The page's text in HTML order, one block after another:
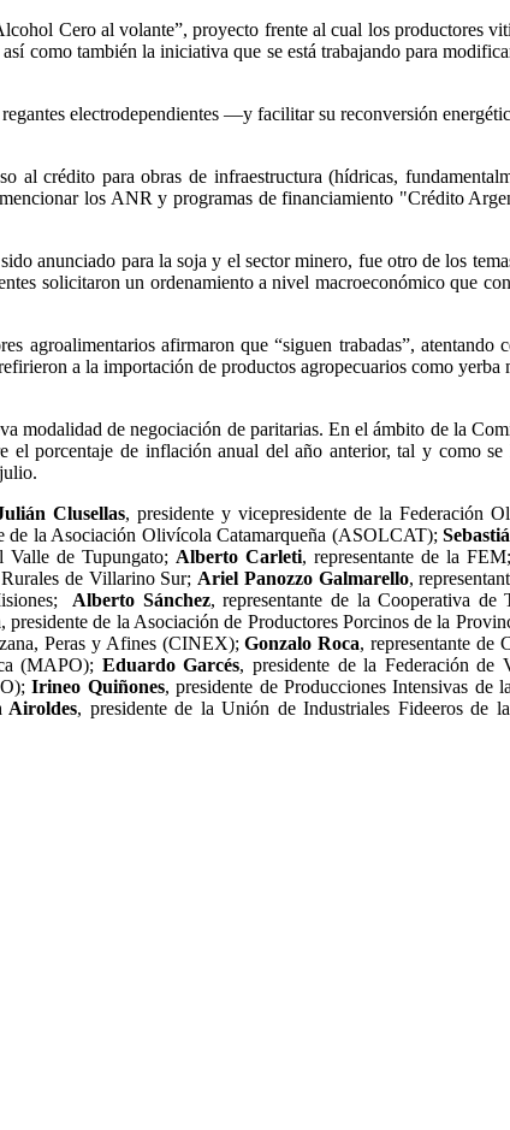
Cero al volante”, proyecto frente al cual los productores
como también la iniciativa que se está trabajando para
electrodependientes —y facilitar su reconversión
al crédito para obras de infraestructura (hídricas,
los ANR y programas de financiamiento "Crédito
anunciado para la soja y el sector minero, fue otro de los
solicitaron un ordenamiento a nivel macroeconómico que
agroalimentarios afirmaron que “siguen trabadas”,
a la importación de productos agropecuarios como
modalidad de negociación de paritarias. En el ámbito de la
porcentaje de inflación anual del año anterior, tal y como
Clusellas, presidente y vicepresidente de la Federación
de la Asociación Olivícola Catamarqueña (ASOLCAT);
Valle de Tupungato; Alberto Carleti, representante de la FEM;
de Villarino Sur; Ariel Panozzo Galmarello,
Alberto Sánchez, representante de la Cooperativa
, presidente de la Asociación de Productores Porcinos de la
Peras y Afines (CINEX);Gonzalo Roca, representante
(MAPO); Eduardo Garcés, presidente de la Federación de
Irineo Quiñones, presidente de Producciones Intensivas de
Airoldes, presidente de la Unión de Industriales Fideeros de